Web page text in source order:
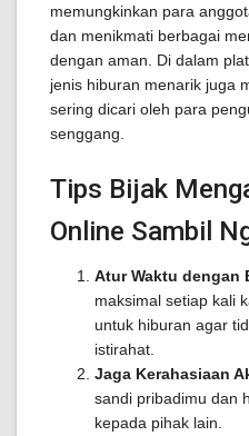
memungkinkan para
dan menikmati berbagai
dengan aman. Di dalam
jenis hiburan menarik juga
sering dicari oleh para
senggang.
Tips Bijak
Online Sambil
Atur Waktu dengan
maksimal setiap kali
untuk hiburan agar
istirahat.
Jaga Kerahasiaan
sandi pribadimu dan
kepada pihak lain.